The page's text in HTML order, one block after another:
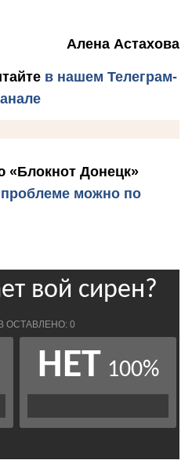
Алена Астахова
в нашем Телеграм-
«Блокнот Донецк»
можно по